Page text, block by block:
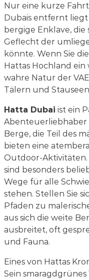
Nur eine kurze
Dubais entfernt liegt
bergige Enklave,
Geflecht der
könnte. Wenn Sie
Hattas Hochland ein
wahre Natur der
Tälern und
Hatta Dubai ist ein
Abenteuerliebhaber
Berge, die Teil des
bieten eine
Outdoor-
sind besonders
Wege für alle
stehen. Stellen Sie
Pfaden zu
aus sich die weite
ausbreitet, oft
und Fauna.
Eines von Hattas
Sein